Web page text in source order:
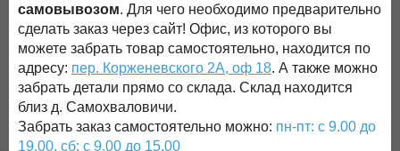
самовывозом. Для чего необходимо предварительно
сделать заказ через сайт! Офис, из которого вы
можете забрать товар самостоятельно, находится по
адресу: пер. Корженевского 2А, оф 18. А также можно
забрать детали прямо со склада. Склад находится
близ д. Самохваловичи.
Забрать заказ самостоятельно можно: пн-пт: с 9.00 до
19.00, сб: с 9.00 до 15.00